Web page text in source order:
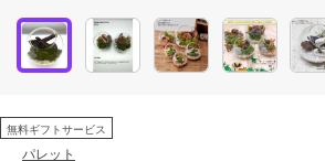
無料ギフトサービス
パレット